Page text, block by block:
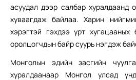
асуудал дээр салбар хуралдаанд
хуваагдаж байлаа. Харин
хэрэгтэй гэхдээ урт
оролцогчдын байр суурь нэгдэж
Монголын эдийн засгийн
хуралдаанаар Монгол улсад